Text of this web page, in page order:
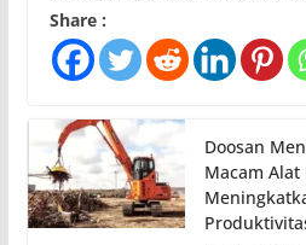
Share :
Doosan
Macam